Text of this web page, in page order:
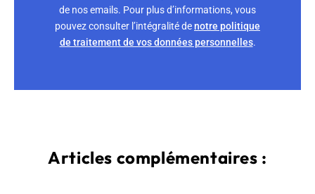
de nos emails. Pour plus d’informations, vous
pouvez consulter l’intégralité denotre politique
de traitement de vos données personnelles.
Articles complémentaires :